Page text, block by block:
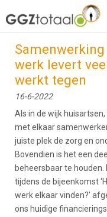
over GGZTotaal
Home
werk levert
werkt tegen
16-6-2022
Als in de wijk
met elkaar
juiste plek de zorg en
Bovendien is het een
beheersbaar te houden.
tijdens de bijeenkomst
werk elkaar vinden?’
ons huidige